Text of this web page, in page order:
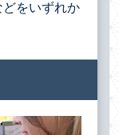
をいずれか